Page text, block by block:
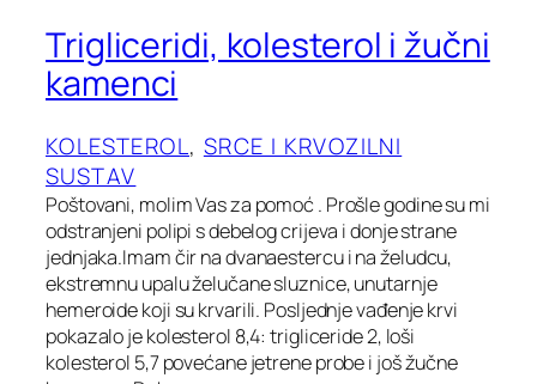
Trigliceridi, kolesterol i žučni
kamenci
KOLESTEROL, SRCE I KRVOZILNI
SUSTAV
Poštovani, molim Vas za pomoć . Prošle godine su mi
odstranjeni polipi s debelog crijeva i donje strane
jednjaka.Imam čir na dvanaestercu i na želudcu,
ekstremnu upalu želučane sluznice, unutarnje
hemeroide koji su krvarili. Posljednje vađenje krvi
pokazalo je kolesterol 8,4: trigliceride 2, loši
kolesterol 5,7 povećane jetrene probe i još žučne